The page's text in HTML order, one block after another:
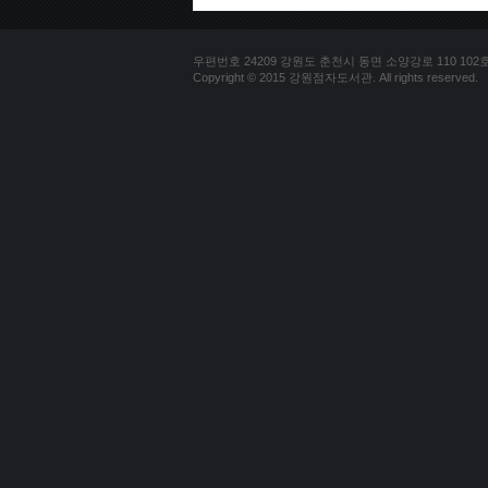
우편번호 24209 강원도 춘천시 동면 소양강로 110 102
Copyright © 2015 강원점자도서관. All rights reserved.